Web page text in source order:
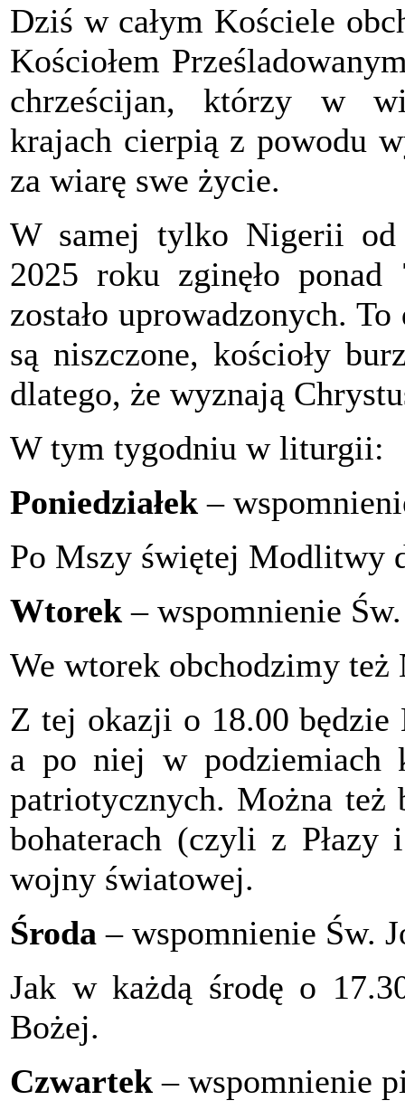
Dziś w całym Kościele
Kościołem
chrześcijan, którzy w
krajach cierpią z powodu
za wiarę swe życie.
W samej tylko Nigerii
2025 roku zginęło
zostało uprowadzonych.
są niszczone, kościoły
dlatego, że wyznają
W tym tygodniu w liturgii:
Poniedziałek –
Po Mszy świętej Modlitwy
Wtorek – wspomnienie
We wtorek obchodzimy też
Z tej okazji o 18.00
a po niej w podziemiach
patriotycznych. Można też
bohaterach (czyli z
wojny światowej.
Środa– wspomnienie Św.
Jak w każdą środę o
Bożej.
Czwartek – wspomnienie